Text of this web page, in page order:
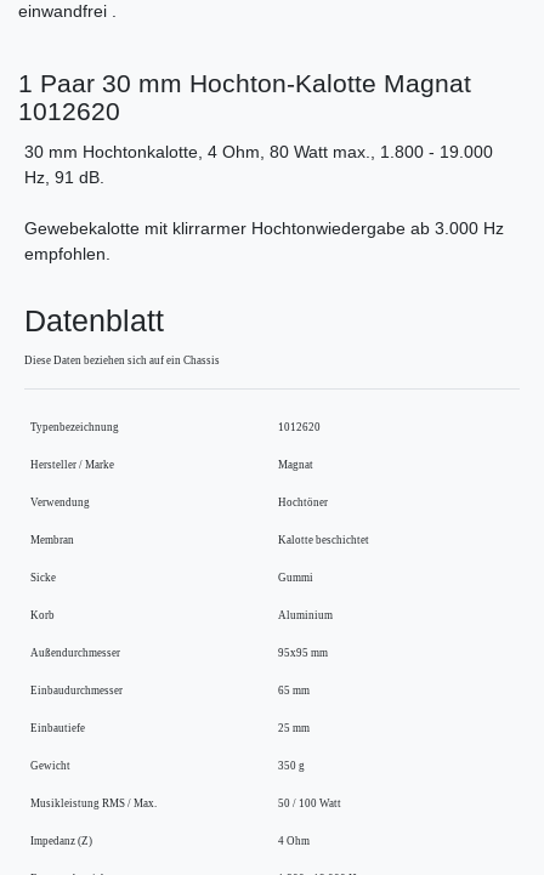
einwandfrei .
1 Paar 30 mm Hochton-Kalotte Magnat
1012620
30 mm Hochtonkalotte, 4 Ohm, 80 Watt max., 1.800 - 19.000
Hz, 91 dB.
Gewebekalotte mit klirrarmer Hochtonwiedergabe ab 3.000 Hz
empfohlen.
Datenblatt
Diese Daten beziehen sich auf ein Chassis
Typenbezeichnung 1012620
Hersteller / Marke Magnat
Verwendung Hochtöner
Membran Kalotte beschichtet
Sicke Gummi
Korb Aluminium
Außendurchmesser 95x95 mm
Einbaudurchmesser 65 mm
Einbautiefe 25 mm
Gewicht 350 g
Musikleistung RMS / Max. 50 / 100 Watt
Impedanz (Z) 4 Ohm